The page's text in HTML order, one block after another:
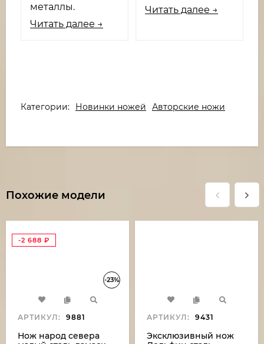
металлы.
Читать далее →
Читать далее →
Категории: Новинки ножей Авторские ножи
Похожие модели
-23%
-2 688 ₽
АРТИКУЛ: 9881
Нож народ севера
АРТИКУЛ: 9431
Эксклюзивный нож